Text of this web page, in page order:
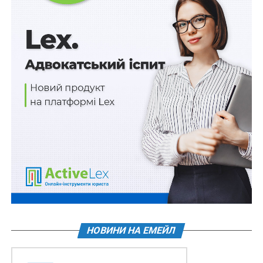
Пунктом 7 частини третьої статті 18
Закону визначено,
що виконавець під час здійснення виконавчого
провадження має право накласти арешт на кошти та
інші цінності боржника, зокрема на кошти, які
перебувають у касах, на рахунках у банках, інших
фінансових установах та органах, що здійснюють
казначейське обслуговування бюджетних коштів
(крім коштів на єдиному рахунку, відкритому в
порядку, визначеному
статтею 35-1 Податкового
кодексу України, коштів на рахунках платників
податків у системі електронного адміністрування
податку на додану вартість, коштів на електронних
рахунках платників акцизного податку, коштів на
рахунках зі спеціальним режимом призначення,
спеціальних та інших рахунках, звернення стягнення
на які заборонено законом), на рахунки в цінних
НОВИНИ НА ЕМЕЙЛ